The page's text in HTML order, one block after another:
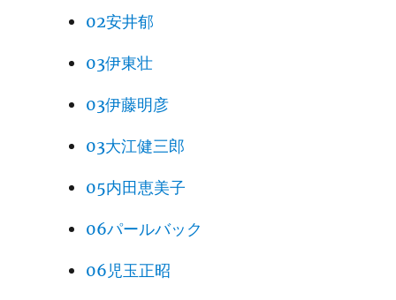
02安井郁
03伊東壮
03伊藤明彦
03大江健三郎
05内田恵美子
06パールバック
06児玉正昭